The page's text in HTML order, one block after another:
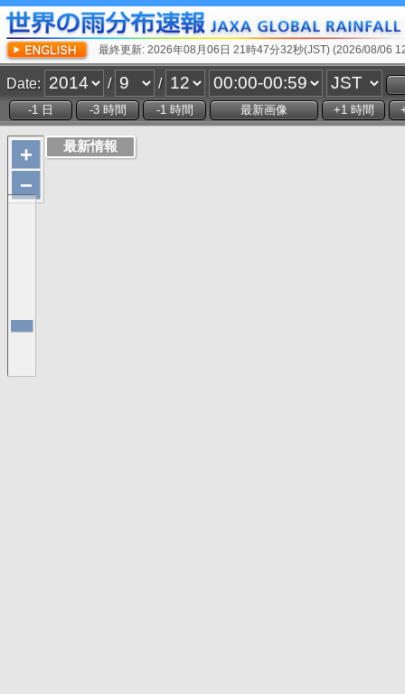
最終更新: 2026年08月06日 21時47分32秒(JST) (2026/08/06
Date: / /
+
−